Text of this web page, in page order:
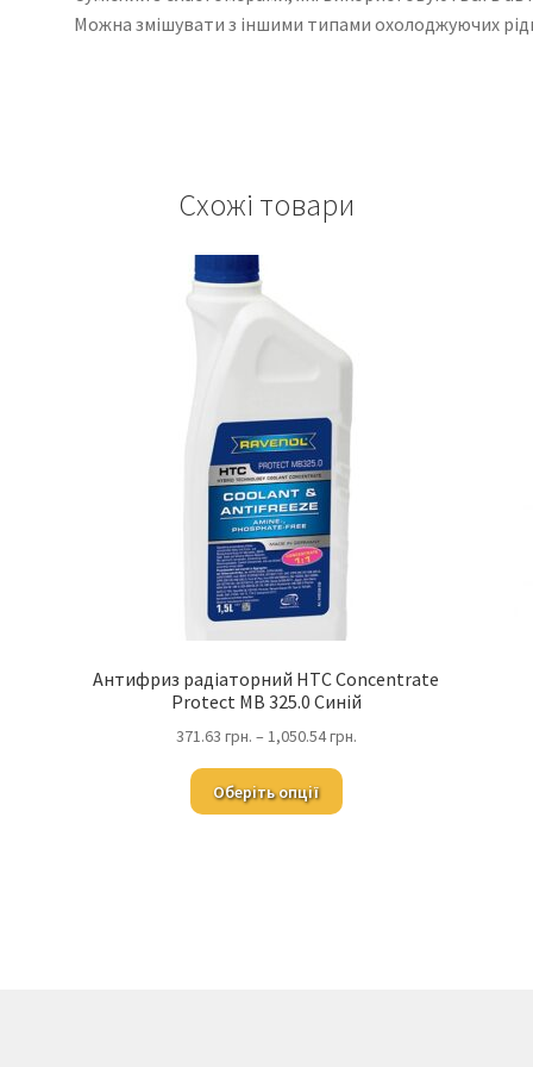
Можна змішувати з іншими типами охолоджуючих
Схожі товари
Антифриз радіаторний HTC Concentrate
Protect MB 325.0 Синій
371.63 грн. – 1,050.54грн.
Оберіть опції